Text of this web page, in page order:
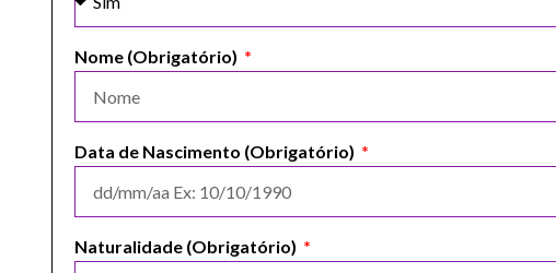
Nome (Obrigatório)
Data de Nascimento (Obrigatório)
Naturalidade (Obrigatório)